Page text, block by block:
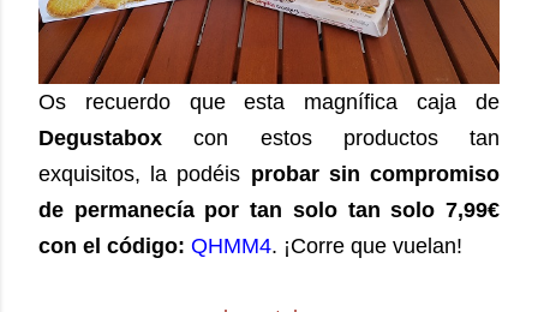
Os recuerdo que esta magnífica caja de
Degustabox con estos productos tan
exquisitos, la podéis probar sin compromiso
de permanecía por tan solo tan solo 7,99€
con el código: QHMM4. ¡Corre que vuelan!